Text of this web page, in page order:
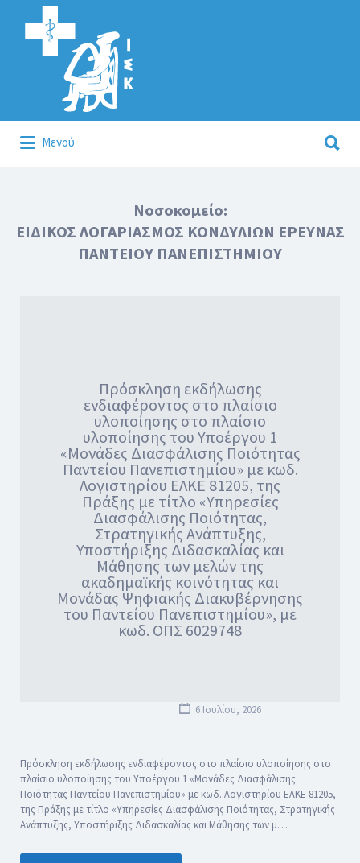
Αναζήτηση
για:
Μενού
για:
Νοσοκομείο:
ΕΙΔΙΚΟΣ ΛΟΓΑΡΙΑΣΜΟΣ ΚΟΝΔΥΛΙΩΝ ΕΡΕΥΝΑΣ
ΠΑΝΤΕΙΟΥ ΠΑΝΕΠΙΣΤΗΜΙΟΥ
Πρόσκληση εκδήλωσης
ενδιαφέροντος στο πλαίσιο
υλοποίησης στο πλαίσιο
υλοποίησης του Υποέργου 1
«Μονάδες Διασφάλισης Ποιότητας
Παντείου Πανεπιστημίου» με κωδ.
Λογιστηρίου ΕΛΚΕ 81205, της
Πράξης με τίτλο «Υπηρεσίες
Διασφάλισης Ποιότητας,
Στρατηγικής Ανάπτυξης,
Υποστήριξης Διδασκαλίας και
Μάθησης των μελών της
ακαδημαϊκής κοινότητας και
Μονάδας Ψηφιακής Διακυβέρνησης
του Παντείου Πανεπιστημίου», με
κωδ. ΟΠΣ 6029748
6 Ιουλίου, 2026
Πρόσκληση εκδήλωσης ενδιαφέροντος στο πλαίσιο υλοποίησης στο
πλαίσιο υλοποίησης του Υποέργου 1 «Μονάδες Διασφάλισης
Ποιότητας Παντείου Πανεπιστημίου» με κωδ. Λογιστηρίου ΕΛΚΕ 81205,
της Πράξης με τίτλο «Υπηρεσίες Διασφάλισης Ποιότητας, Στρατηγικής
Ανάπτυξης, Υποστήριξης Διδασκαλίας και Μάθησης των μ…